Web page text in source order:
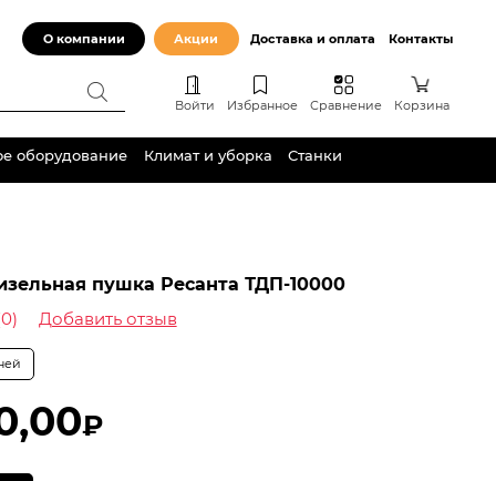
О компании Акции Доставка и оплата Контакты
Войти Избранное Сравнение Корзина
оборудование Климат и уборка Станки
пушка Ресанта ТДП-10000
Добавить отзыв
₽